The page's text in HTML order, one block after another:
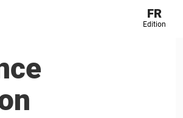
FR
Edition